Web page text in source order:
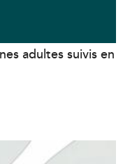
adultes suivis en